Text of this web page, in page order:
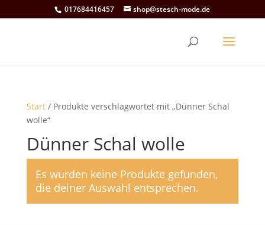
017684416457 shop@stesch-mode.de
Start/ Produkte verschlagwortet mit „Dünner Schal
wolle“
Dünner Schal wolle
Es wurden keine Produkte gefunden,
die deiner Auswahl entsprechen.